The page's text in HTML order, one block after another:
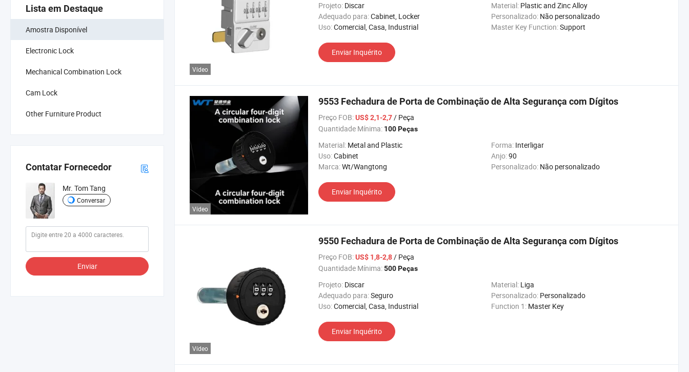
Lista em Destaque
Amostra Disponível
Electronic Lock
Mechanical Combination Lock
Cam Lock
Other Furniture Product
Contatar Fornecedor
Mr. Tom Tang
Conversar
Enviar
Vídeo
Projeto: Discar Material: Plastic and Zinc Alloy
Adequado para:Cabinet, Locker Personalizado: Não personalizado
Uso:Comercial, Casa, Industrial Master Key Function:Support
Enviar Inquérito
Vídeo
9553 Fechadura de Porta de Combinação de Alta Segurança com Dígitos
Preço FOB:US$ 2,1-2,7/ Peça
Quantidade Mínima: 100 Peças
Material: Metal and Plastic Forma: Interligar
Uso:Cabinet Anjo:90
Marca:Wt/Wangtong Personalizado: Não personalizado
Enviar Inquérito
Vídeo
9550 Fechadura de Porta de Combinação de Alta Segurança com Dígitos
Preço FOB:US$ 1,8-2,8/ Peça
Quantidade Mínima:500 Peças
Projeto: Discar Material: Liga
Adequado para:Seguro Personalizado: Personalizado
Uso:Comercial, Casa, Industrial Function 1: Master Key
Enviar Inquérito